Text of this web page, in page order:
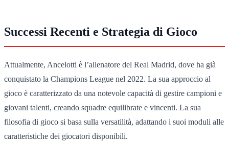
Successi Recenti e Strategia di Gioco
Attualmente, Ancelotti è l’allenatore del Real Madrid, dove ha già
conquistato la Champions League nel 2022. La sua approccio al
gioco è caratterizzato da una notevole capacità di gestire campioni e
giovani talenti, creando squadre equilibrate e vincenti. La sua
filosofia di gioco si basa sulla versatilità, adattando i suoi moduli alle
caratteristiche dei giocatori disponibili.